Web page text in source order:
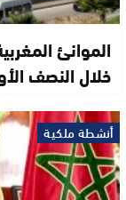
خلال النصف الأول
أنشطة ملكية